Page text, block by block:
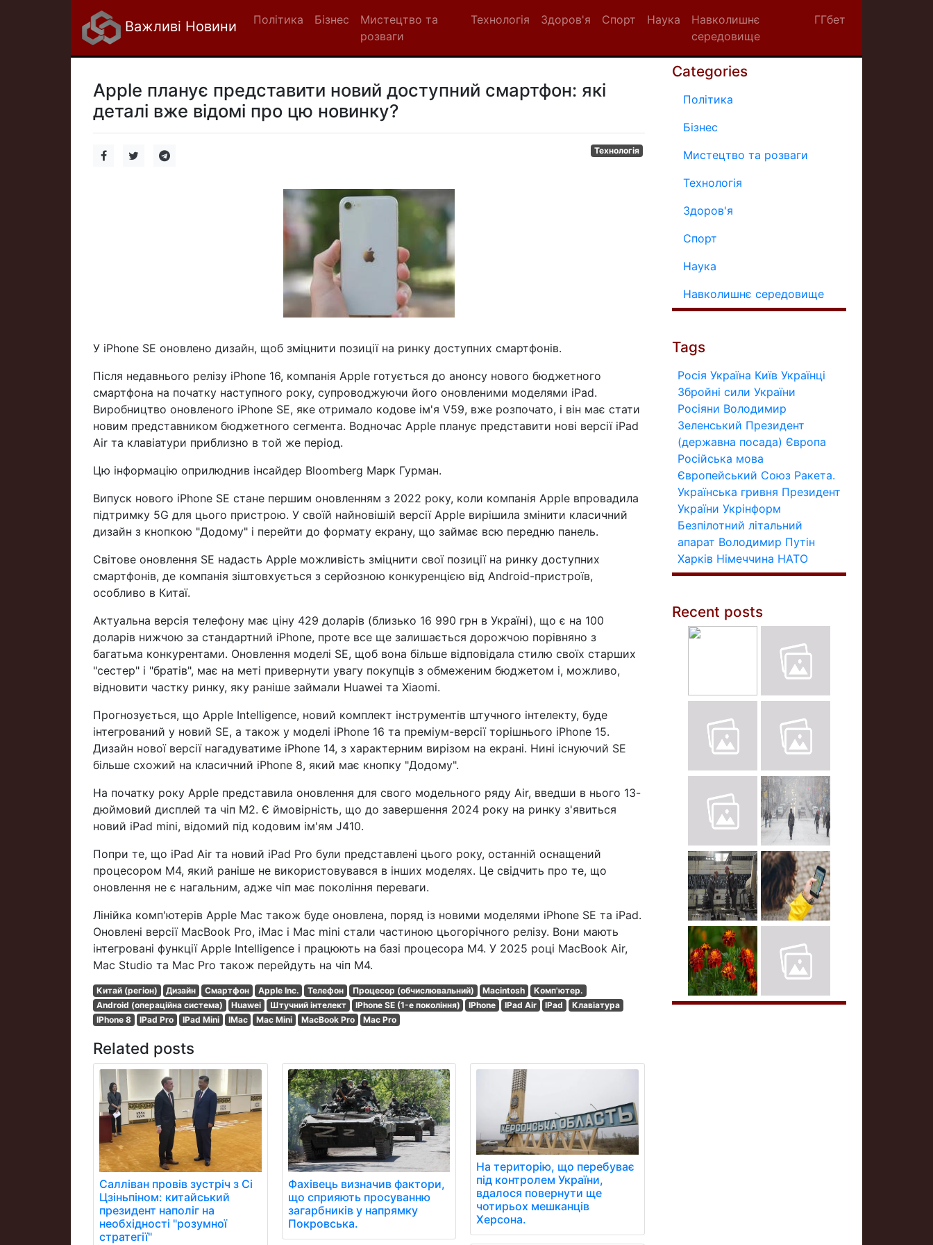
Важливі Новини Політика Бізнес
Мистецтво та
розваги
Технологія Здоров'я Спорт Наука
Навколишнє
середовище
ГГбет
Apple планує представити новий доступний смартфон: які
деталі вже відомі про цю новинку?
Технологія
У iPhone SE оновлено дизайн, щоб зміцнити позиції на ринку доступних смартфонів.
Після недавнього релізу iPhone 16, компанія Apple готується до анонсу нового бюджетного
смартфона на початку наступного року, супроводжуючи його оновленими моделями iPad.
Виробництво оновленого iPhone SE, яке отримало кодове ім'я V59, вже розпочато, і він має стати
новим представником бюджетного сегмента. Водночас Apple планує представити нові версії iPad
Air та клавіатури приблизно в той же період.
Цю інформацію оприлюднив інсайдер Bloomberg Марк Гурман.
Випуск нового iPhone SE стане першим оновленням з 2022 року, коли компанія Apple впровадила
підтримку 5G для цього пристрою. У своїй найновішій версії Apple вирішила змінити класичний
дизайн з кнопкою "Додому" і перейти до формату екрану, що займає всю передню панель.
Світове оновлення SE надасть Apple можливість зміцнити свої позиції на ринку доступних
смартфонів, де компанія зіштовхується з серйозною конкуренцією від Android-пристроїв,
особливо в Китаї.
Актуальна версія телефону має ціну 429 доларів (близько 16 990 грн в Україні), що є на 100
доларів нижчою за стандартний iPhone, проте все ще залишається дорожчою порівняно з
багатьма конкурентами. Оновлення моделі SE, щоб вона більше відповідала стилю своїх старших
"сестер" і "братів", має на меті привернути увагу покупців з обмеженим бюджетом і, можливо,
відновити частку ринку, яку раніше займали Huawei та Xiaomi.
Прогнозується, що Apple Intelligence, новий комплект інструментів штучного інтелекту, буде
інтегрований у новий SE, а також у моделі iPhone 16 та преміум-версії торішнього iPhone 15.
Дизайн нової версії нагадуватиме iPhone 14, з характерним вирізом на екрані. Нині існуючий SE
більше схожий на класичний iPhone 8, який має кнопку "Додому".
На початку року Apple представила оновлення для свого модельного ряду Air, введши в нього 13-
дюймовий дисплей та чіп M2. Є ймовірність, що до завершення 2024 року на ринку з'явиться
новий iPad mini, відомий під кодовим ім'ям J410.
Попри те, що iPad Air та новий iPad Pro були представлені цього року, останній оснащений
процесором M4, який раніше не використовувався в інших моделях. Це свідчить про те, що
оновлення не є нагальним, адже чіп має покоління переваги.
Лінійка комп'ютерів Apple Mac також буде оновлена, поряд із новими моделями iPhone SE та iPad.
Оновлені версії MacBook Pro, iMac і Mac mini стали частиною цьогорічного релізу. Вони мають
інтегровані функції Apple Intelligence і працюють на базі процесора M4. У 2025 році MacBook Air,
Mac Studio та Mac Pro також перейдуть на чіп M4.
Китай (регіон) Дизайн Смартфон Apple Inc. Телефон Процесор (обчислювальний) Macintosh
Комп'ютер.
Android (операційна система)
Huawei Штучний інтелект IPhone SE (1-е покоління) IPhone IPad Air IPad
Клавіатура
IPhone 8
IPad Pro IPad Mini IMac Mac Mini MacBook Pro Mac Pro
Related posts
Салліван провів зустріч з Сі
Цзіньпіном: китайський
президент наполіг на
необхідності "розумної
стратегії"
Фахівець визначив фактори,
що сприяють просуванню
загарбників у напрямку
Покровська.
На територію, що перебуває
під контролем України,
вдалося повернути ще
чотирьох мешканців
Херсона.
Categories
Політика
Бізнес
Мистецтво та розваги
Технологія
Здоров'я
Спорт
Наука
Навколишнє середовище
Tags
Росія Україна Київ Українці
Збройні сили України
Росіяни Володимир
Зеленський Президент
(державна посада) Європа
Російська мова
Європейський Союз Ракета.
Українська гривня Президент
України Укрінформ
Безпілотний літальний
апарат Володимир Путін
Харків Німеччина НАТО
Recent posts